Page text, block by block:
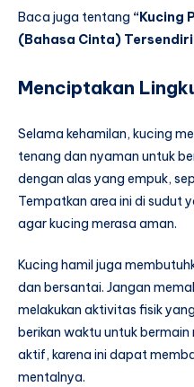
Baca juga tentang “Kucing
(Bahasa Cinta)
Menciptakan
Selama kehamilan, kucing
tenang dan nyaman untuk
dengan alas yang empuk,
Tempatkan area ini di sudut
agar kucing merasa aman.
Kucing hamil juga
dan bersantai. Jangan
melakukan aktivitas fisik
berikan waktu untuk
aktif, karena ini dapat
mentalnya.